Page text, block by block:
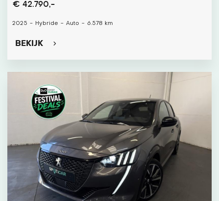
€ 42.790,-
2025 - Hybride - Auto - 6.578 km
BEKIJK